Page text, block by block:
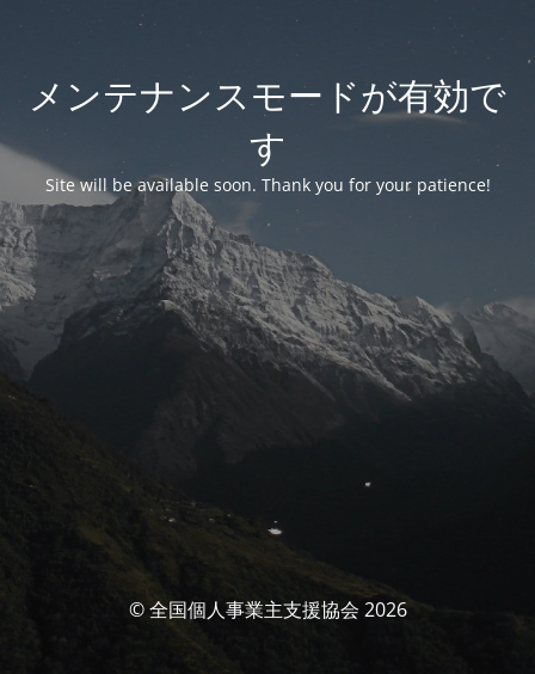
メンテナンスモードが有効で
す
Site will be available soon. Thank you for your patience!
© 全国個人事業主支援協会 2026